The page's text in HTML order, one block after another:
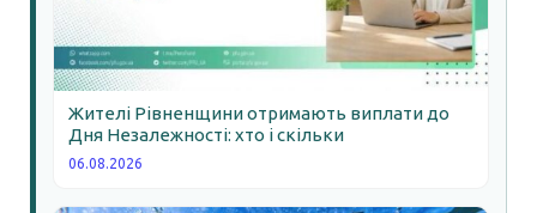
Жителі Рівненщини отримають виплати до
Дня Незалежності: хто і скільки
06.08.2026